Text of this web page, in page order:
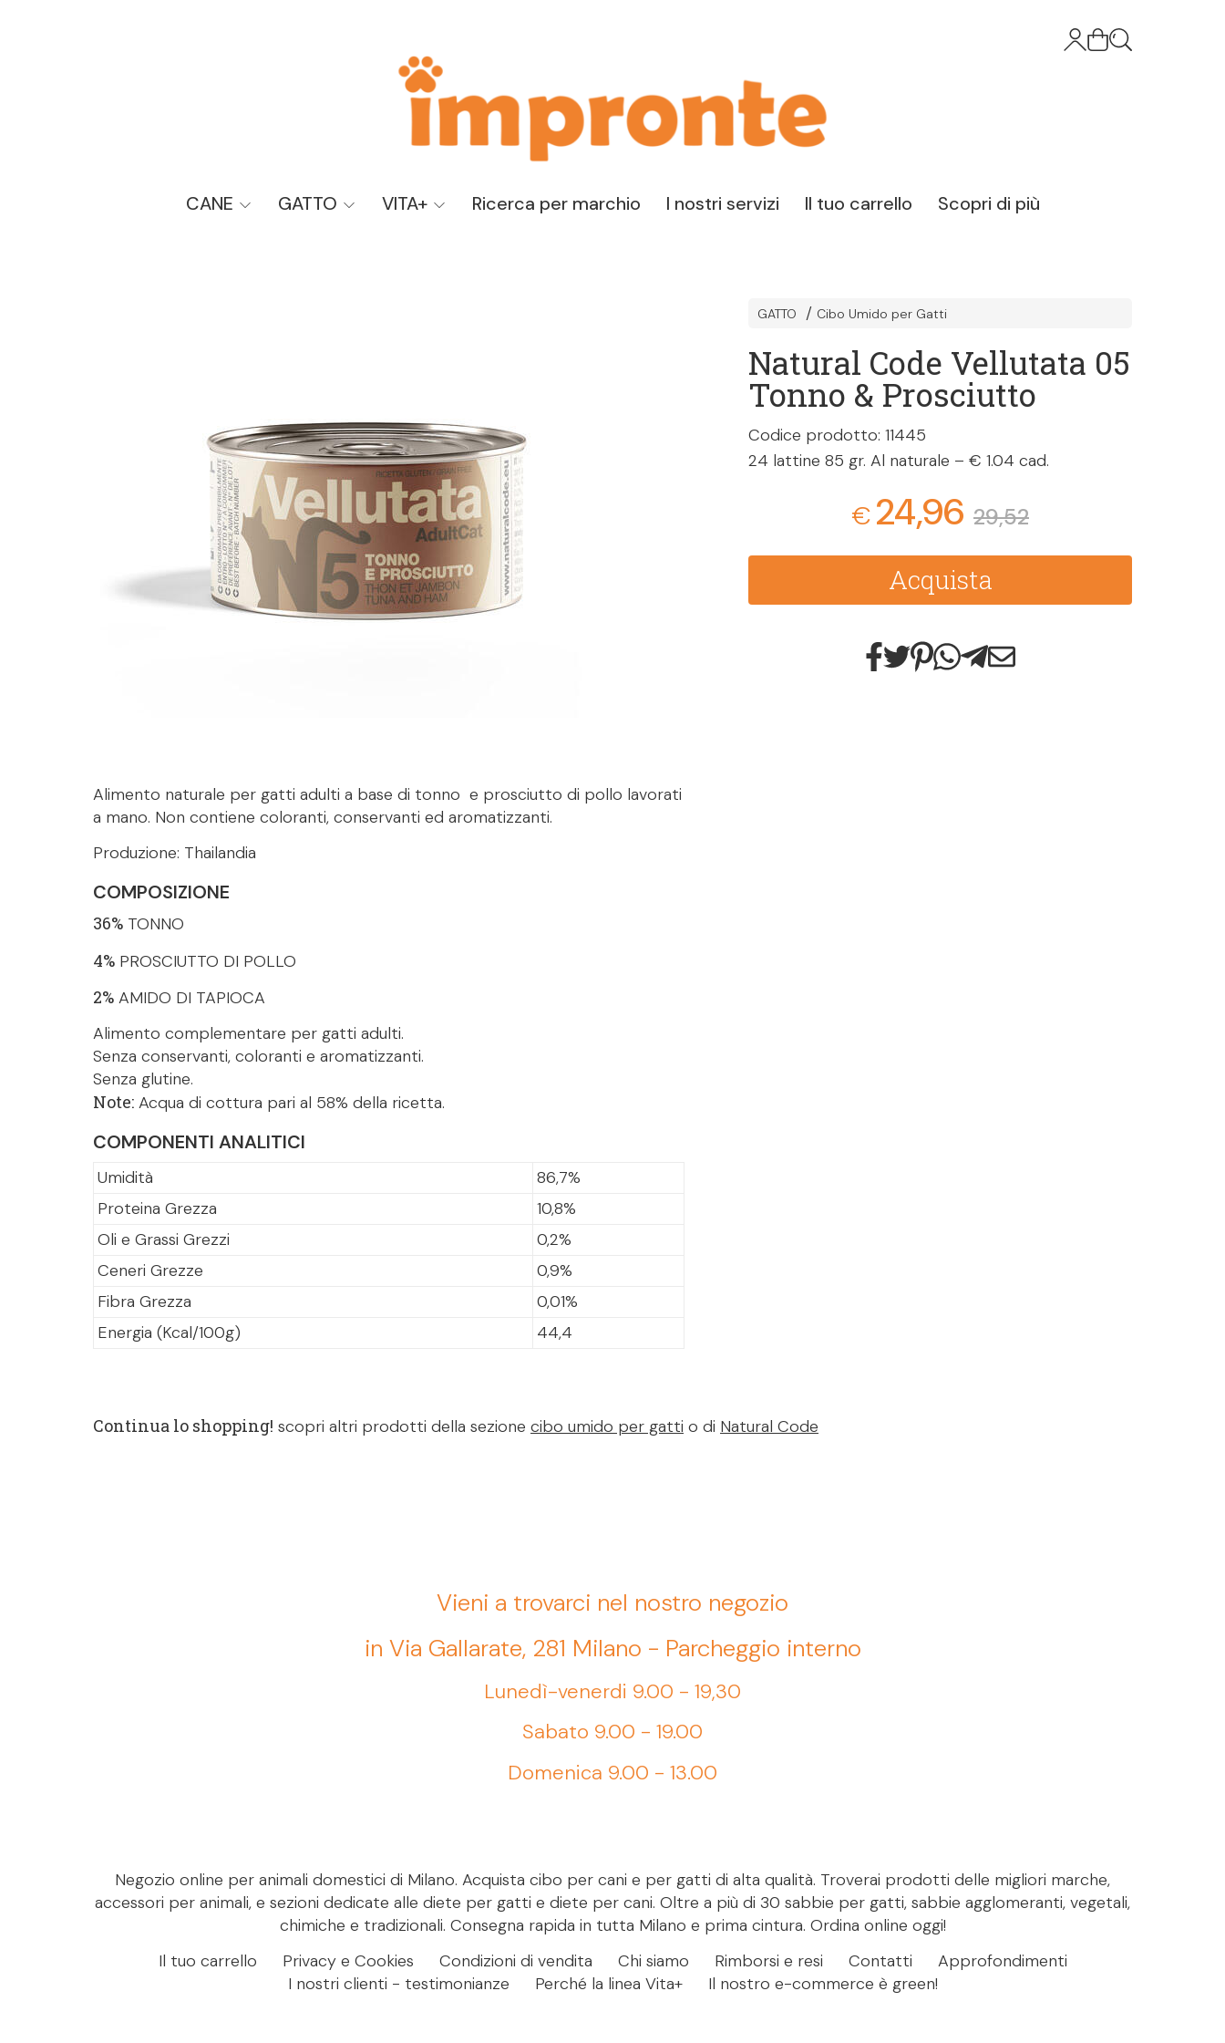
CANE GATTO VITA+ Ricerca per marchio I nostri servizi Il tuo carrello Scopri di più
Alimento naturale per gatti adulti a base di tonno e prosciutto di pollo lavorati
a mano. Non contiene coloranti, conservanti ed aromatizzanti.
Produzione: Thailandia
COMPOSIZIONE
36% TONNO
4% PROSCIUTTO DI POLLO
2% AMIDO DI TAPIOCA
Alimento complementare per gatti adulti.
Senza conservanti, coloranti e aromatizzanti.
Senza glutine.
Note: Acqua di cottura pari al 58% della ricetta.
COMPONENTI ANALITICI
Umidità
86,7%
Proteina Grezza
10,8%
Oli e Grassi Grezzi
0,2%
Ceneri Grezze
0,9%
Fibra Grezza
0,01%
Energia (Kcal/100g)
44,4
GATTO Cibo Umido per Gatti
Natural Code Vellutata 05
Tonno & Prosciutto
Codice prodotto: 11445
24 lattine 85 gr. Al naturale – € 1.04 cad.
€24,96 29,52
Acquista
Continua lo shopping! scopri altri prodotti della sezione cibo umido per gatti o di Natural Code
Vieni a trovarci nel nostro negozio
in Via Gallarate, 281 Milano - Parcheggio interno
Lunedì-venerdi 9.00 - 19,30
Sabato 9.00 - 19.00
Domenica 9.00 - 13.00
Negozio online per animali domestici di Milano. Acquista cibo per cani e per gatti di alta qualità. Troverai prodotti delle migliori marche,
accessori per animali, e sezioni dedicate alle diete per gatti e diete per cani. Oltre a più di 30 sabbie per gatti, sabbie agglomeranti, vegetali,
chimiche e tradizionali. Consegna rapida in tutta Milano e prima cintura. Ordina online oggi!
Il tuo carrello
Privacy e Cookies Condizioni di vendita Chi siamo Rimborsi e resi Contatti
Approfondimenti
I nostri clienti - testimonianze
Perché la linea Vita+ Il nostro e-commerce è green!